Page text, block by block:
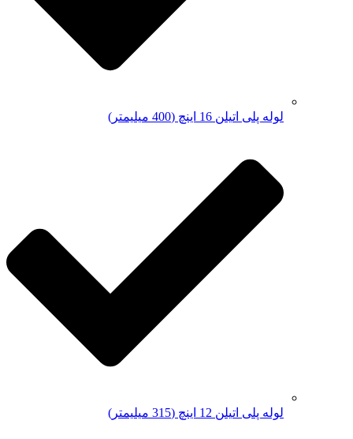
لوله پلی اتیلن 16 اینچ (400 میلیمتر)
لوله پلی اتیلن 12 اینچ (315 میلیمتر)